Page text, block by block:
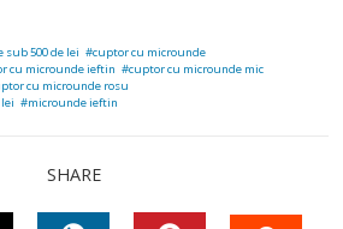
500 de lei
cuptor cu microunde
cu microunde ieftin
cuptor cu microunde mic
cu microunde rosu
microunde ieftin
SHARE